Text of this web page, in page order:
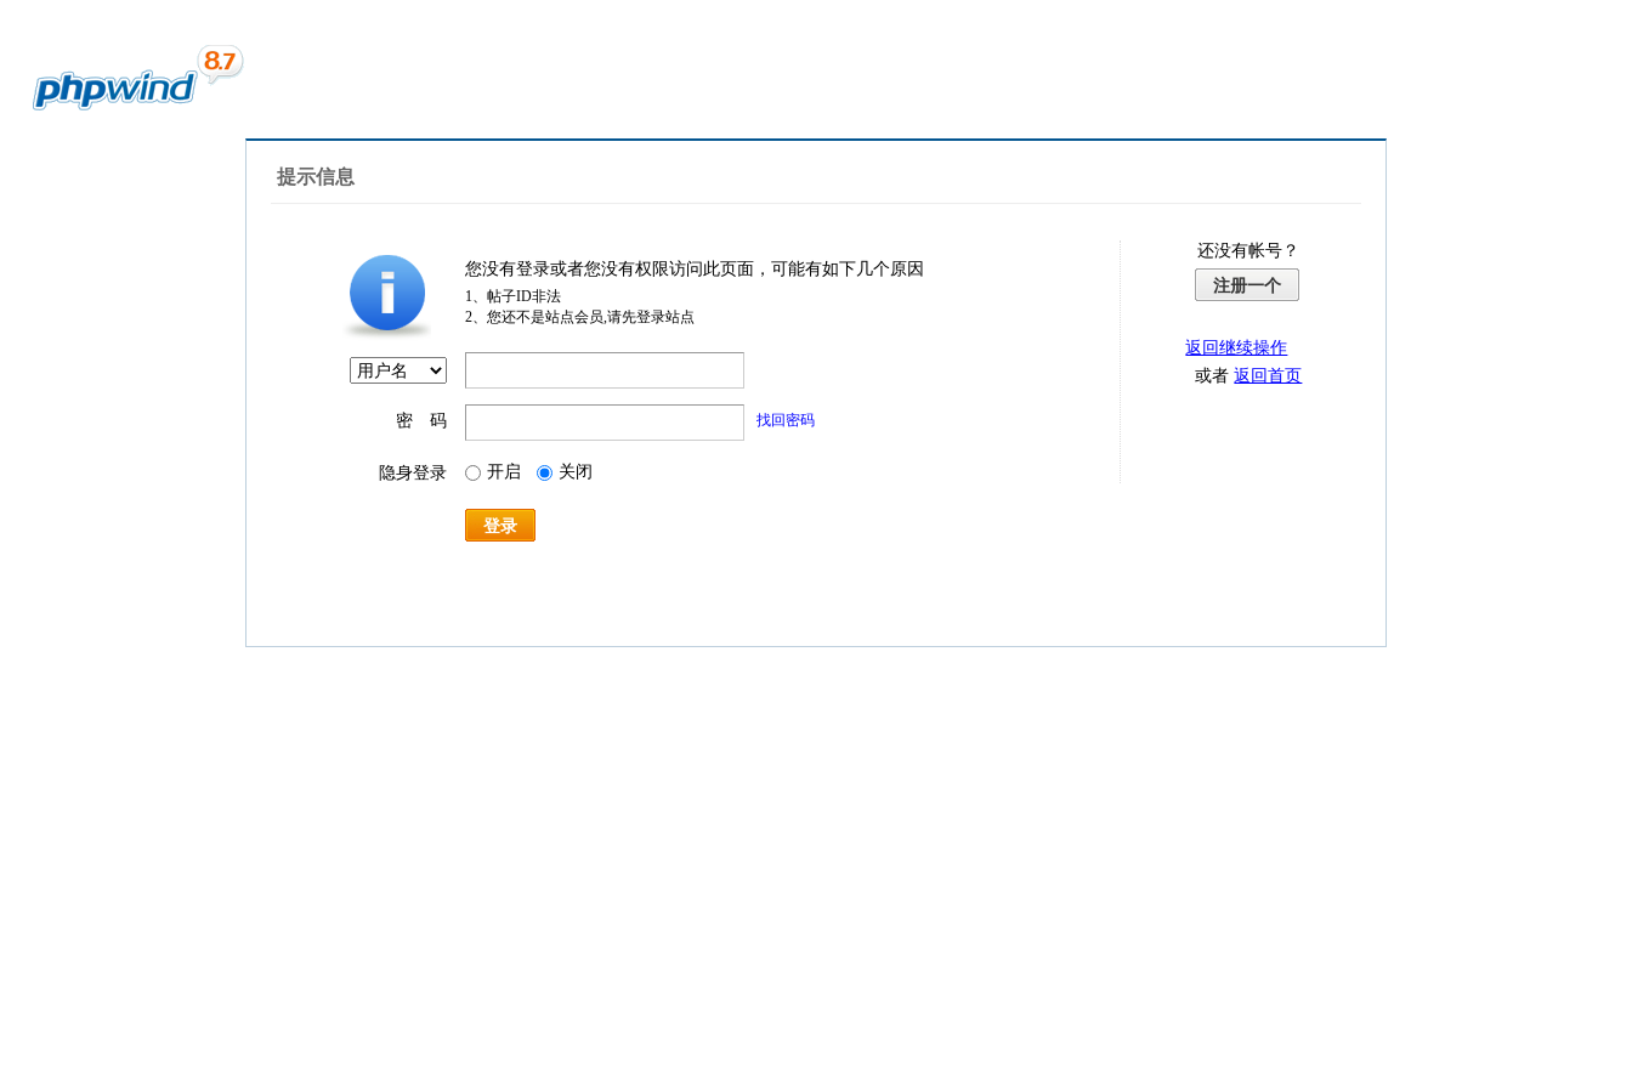
提示信息
您没有登录或者您没有权限访问此页面，可能有如下几个原因
1、帖子ID非法
2、您还不是站点会员,请先登录站点
密 码 找回密码
隐身登录 开启 关闭
登录
还没有帐号？
注册一个
返回继续操作
或者返回首页